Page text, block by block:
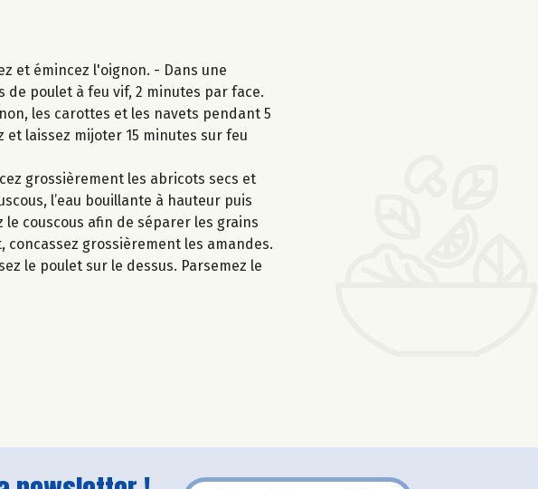
et émincez l'oignon. - Dans une
poulet à feu vif, 2 minutes par face.
les carottes et les navets pendant 5
et laissez mijoter 15 minutes sur feu
grossièrement les abricots secs et
l’eau bouillante à hauteur puis
le couscous afin de séparer les grains
grossièrement les amandes.
le poulet sur le dessus. Parsemez le